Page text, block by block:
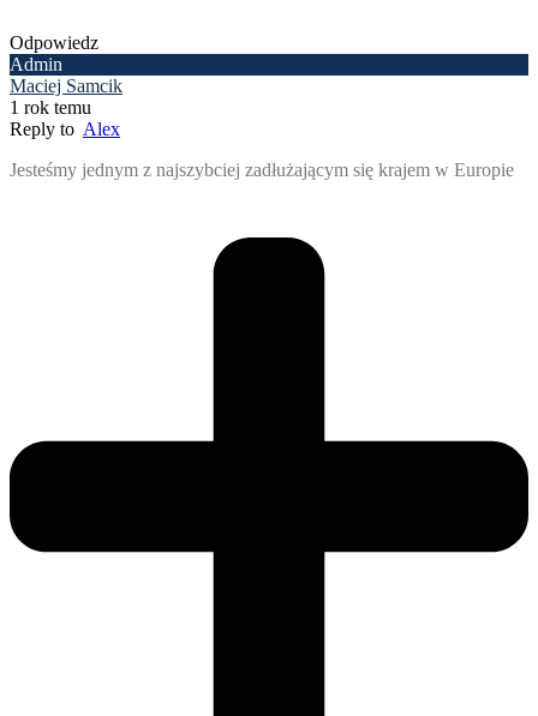
Odpowiedz
Admin
Maciej Samcik
1 rok temu
Reply to Alex
Jesteśmy jednym z najszybciej zadłużającym się krajem w Europie